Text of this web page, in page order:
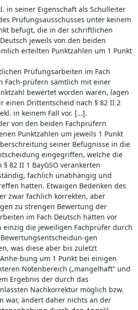
in seiner Eigenschaft als Schulleiter
Prüfungsausschusses unter keinem
befugt, die in der schriftlichen
jeweils von den beiden
erteilten Punktzahlen um 1 Punkt
Prüfungsarbeiten im Fach
Fach-prüfern sämtlich mit einer
bewertet worden waren, lagen
einen Drittentscheid nach § 82 II 2
in keinem Fall vor. […].
von den beiden Fachprüfern
Punktzahlen um jeweils 1 Punkt
seiner Befugnisse in die
eingegriffen, welche die
82 II 1 BayGSO verankerten
fachlich unabhängig und
hatten. Etwaigen Bedenken des
zwar fachlich korrekten, aber
zu strengen Bewertung der
im Fach Deutsch hätten vor
einzig die jeweiligen Fachprüfer durch
gen
was diese aber bis zuletzt
bung um 1 Punkt bei einigen
Notenbereich („mangelhaft“ und
Ergebnis der durch das
Nachkorrektur möglich bzw.
war, ändert daher nichts an der